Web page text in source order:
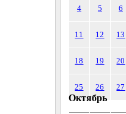
4 5 6
11 12 13
18 19 20
25 26 27
Октябрь